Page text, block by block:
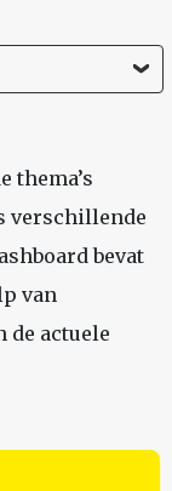
thema’s
verschillende
bevat
van
actuele